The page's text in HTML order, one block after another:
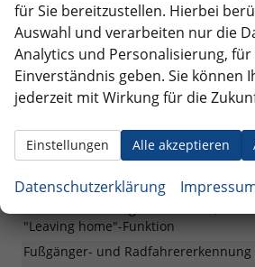
Sicherheit & Assistenz
Einparkhilfe - Warnsignale bei
Heckbereich
Geschwindigkeitsbegrenzer
Airbag für Fahrer und Beifahrer, mit
Deaktivierung
Berganfahrassistent
"Leaving home"-Funktion
Fußgänger- und Radfahrererkennung
für Sie bereitzustellen. Hierbei
Auswahl und verarbeiten nur die
Analytics und Personalisierung, für
Einverständnis geben. Sie können
jederzeit mit Wirkung für die
Alle akzeptieren
Einstellungen
Datenschutzerklärung